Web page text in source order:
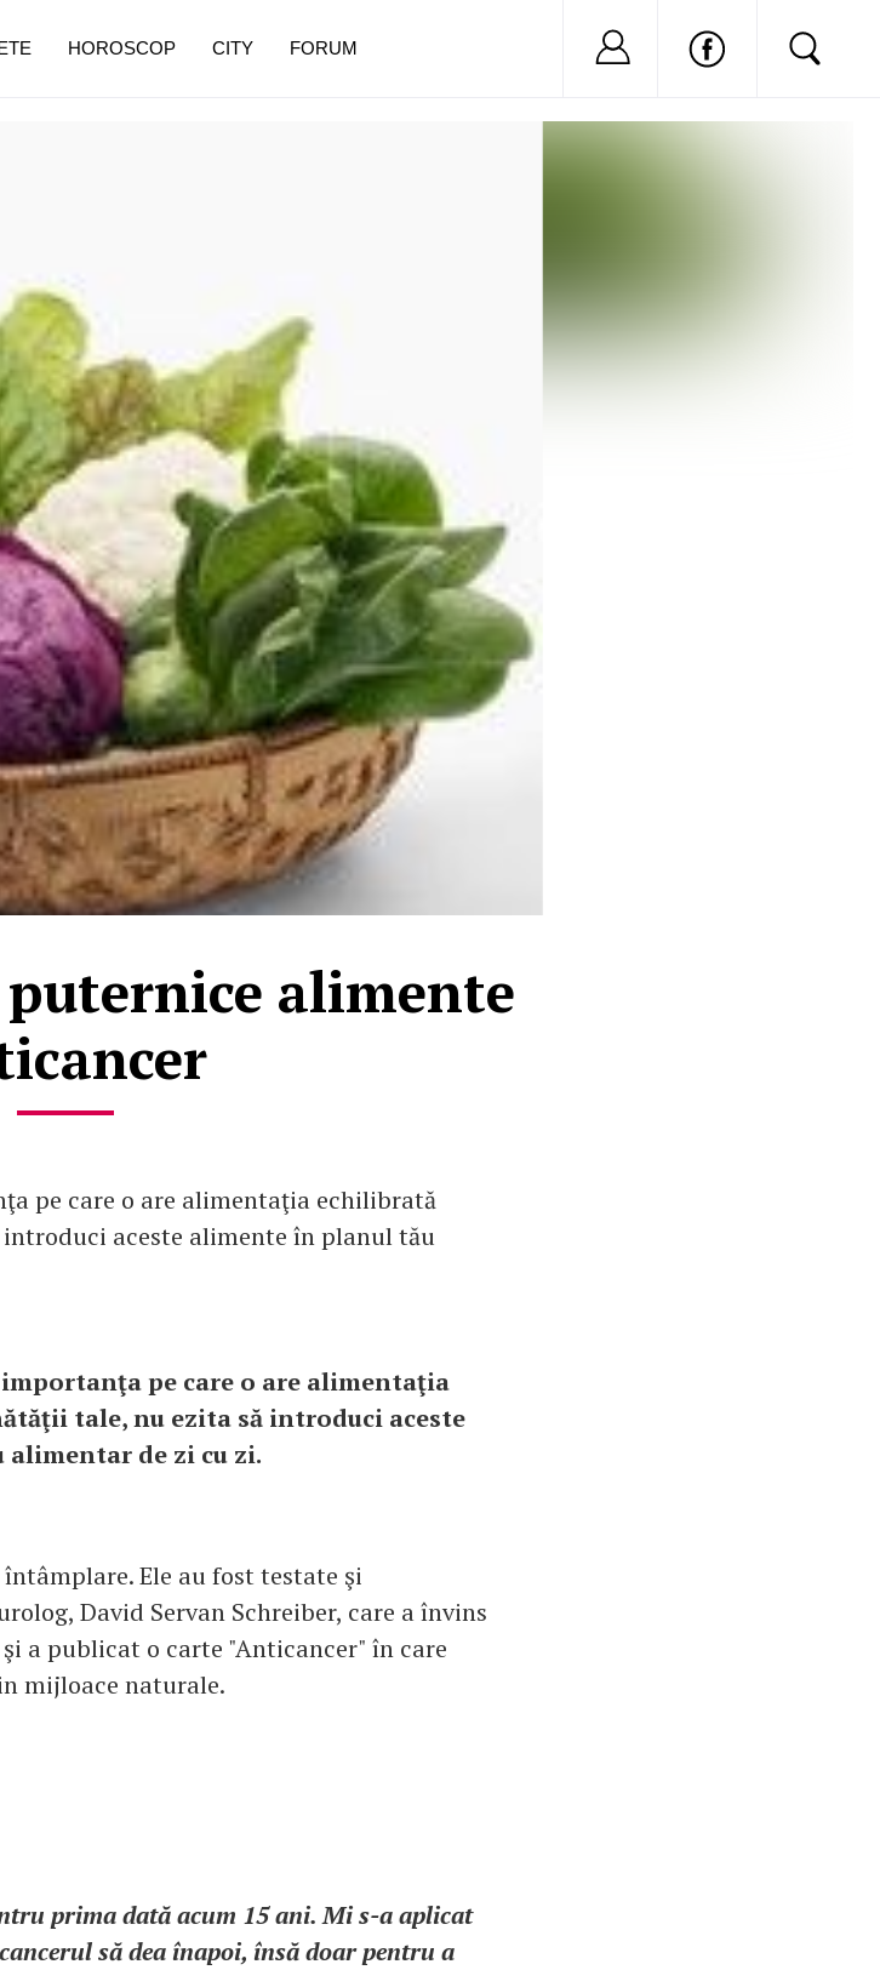
puternice alimente
pe care o are alimentaţia echilibrată
aceste alimente în planul tău
pe care o are alimentaţia
tale, nu ezita să introduci aceste
de zi cu zi.
Ele au fost testate şi
David Servan Schreiber, care a învins
a publicat o carte "Anticancer" în care
mijloace naturale.
prima dată acum 15 ani. Mi s-a aplicat
să dea înapoi, însă doar pentru a
HOROSCOP CITY FORUM Nu ai cont?
pe măsură ce înaintezi în vârstă